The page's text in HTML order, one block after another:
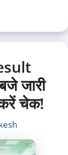
जारी
करें चेक!